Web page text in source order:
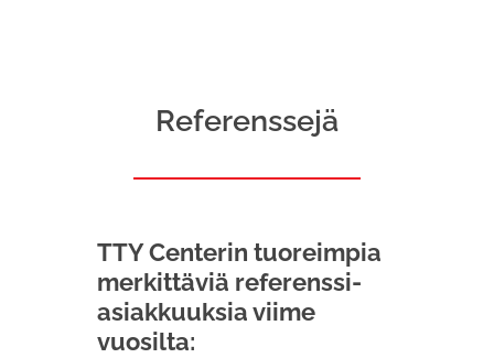
Referenssejä
TTY Centerin tuoreimpia
merkittäviä referenssi-
asiakkuuksia viime
vuosilta: